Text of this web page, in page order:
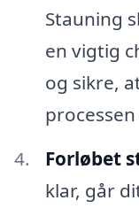
Stauning
en vigtig
og sikre,
Forløbet
klar, går